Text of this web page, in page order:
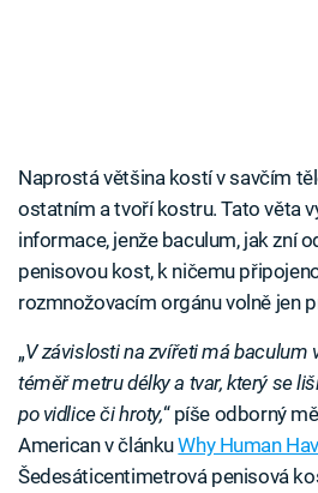
Naprostá většina kostí v savčím
ostatním a tvoří kostru. Tato věta
informace, jenže baculum, jak zní
penisovou kost, k ničemu
rozmnožovacím orgánu volně jen
„V závislosti na zvířeti má baculum
téměř metru délky a tvar, který se
po vidlice či hroty,“ píše odborný
American v článkuWhy Human
Šedesáticentimetrová penisová